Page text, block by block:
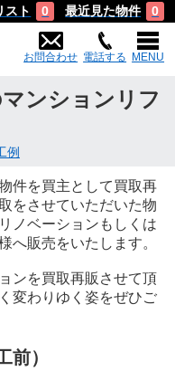
スト 0 最近見た物件 0
お問合わせ 電話する MENU
ンションリフ
例
件を買主として買取再
をさせていただいた物
ノベーションもしくは
へ販売をいたします。
ンを買取再販させて頂
変わりゆく姿をぜひご
前）